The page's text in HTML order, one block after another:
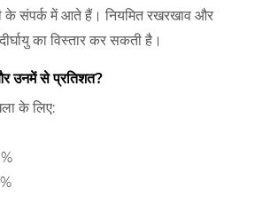
के संपर्क में आते हैं। नियमित रखरखाव और
का विस्तार कर सकती है।
उनमें से प्रतिशत?
के लिए: